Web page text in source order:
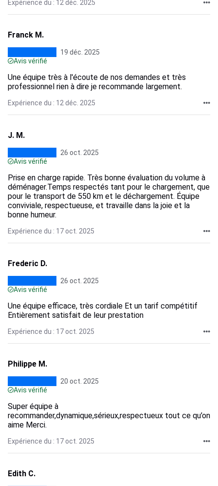
Expérience du : 12 déc. 2025
Franck M.
19 déc. 2025
Avis vérifié
Une équipe très à l'écoute de nos demandes et très
professionnel rien à dire je recommande largement.
Expérience du : 12 déc. 2025
J. M.
26 oct. 2025
Avis vérifié
Prise en charge rapide. Très bonne évaluation du volume à
déménager.Temps respectés tant pour le chargement, que
pour le transport de 550 km et le déchargement. Équipe
conviviale, respectueuse, et travaille dans la joie et la
bonne humeur.
Expérience du : 17 oct. 2025
Frederic D.
26 oct. 2025
Avis vérifié
Une équipe efficace, très cordiale Et un tarif compétitif
Entièrement satisfait de leur prestation
Expérience du : 17 oct. 2025
Philippe M.
20 oct. 2025
Avis vérifié
Super équipe à
recommander,dynamique,sérieux,respectueux tout ce qu’on
aime Merci.
Expérience du : 17 oct. 2025
Edith C.